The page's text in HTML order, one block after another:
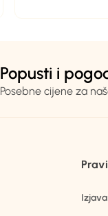
Popusti i
Posebne cijene za